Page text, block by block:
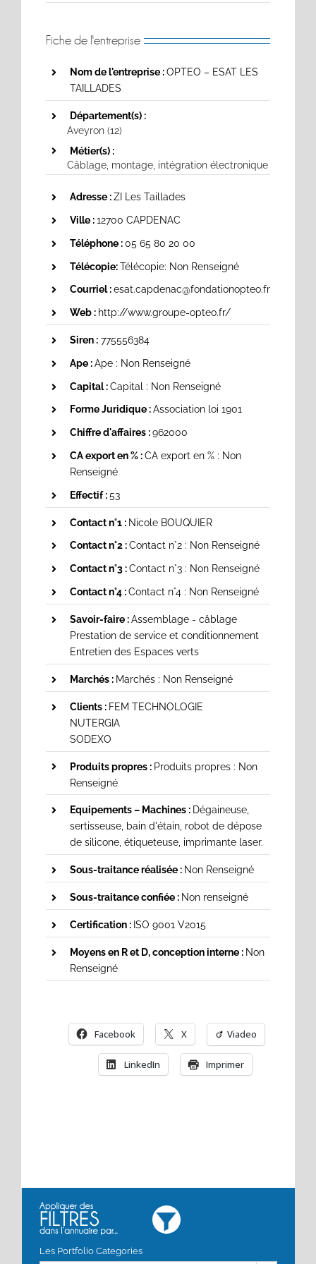
Fiche de l'entreprise
Nom de l'entreprise :OPTEO – ESAT LES
TAILLADES
Département(s) :
Aveyron (12)
Métier(s) :
Câblage, montage, intégration électronique
Adresse :ZI Les Taillades
Ville :12700 CAPDENAC
Téléphone :05 65 80 20 00
Télécopie:Télécopie: Non Renseigné
Courriel :esat.capdenac@fondationopteo.fr
Web : http://www.groupe-opteo.fr/
Siren :775556384
Ape :Ape : Non Renseigné
Capital :Capital : Non Renseigné
Forme Juridique :Association loi 1901
Chiffre d'affaires :962000
CA export en % :CA export en % : Non
Renseigné
Effectif :53
Contact n°1 : Nicole BOUQUIER
Contact n°2 :Contact n°2 : Non Renseigné
Contact n°3 :Contact n°3 : Non Renseigné
Contact n°4 :Contact n°4 : Non Renseigné
Savoir-faire :Assemblage - câblage
Prestation de service et conditionnement
Entretien des Espaces verts
Marchés : Marchés : Non Renseigné
Clients : FEM TECHNOLOGIE
NUTERGIA
SODEXO
Produits propres : Produits propres : Non
Renseigné
Equipements – Machines : Dégaineuse,
sertisseuse, bain d'étain, robot de dépose
de silicone, étiqueteuse, imprimante laser.
Sous-traitance réalisée : Non Renseigné
Sous-traitance confiée : Non renseigné
Certification : ISO 9001 V2015
Moyens en R et D, conception interne : Non
Renseigné
Facebook X Viadeo
LinkedIn Imprimer
Les Portfolio Categories